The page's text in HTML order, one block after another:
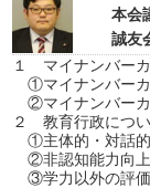
本会
誠友
１ マイナンバー
①マイナンバーカ
②マイナンバーカ
２ 教育行政につ
①主体的・対話的
②非認知能力向上
③学力以外の評価